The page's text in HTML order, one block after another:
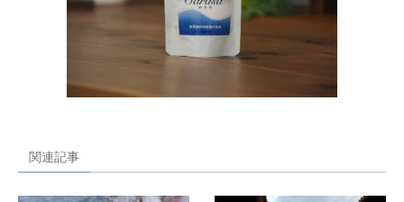
関連記事